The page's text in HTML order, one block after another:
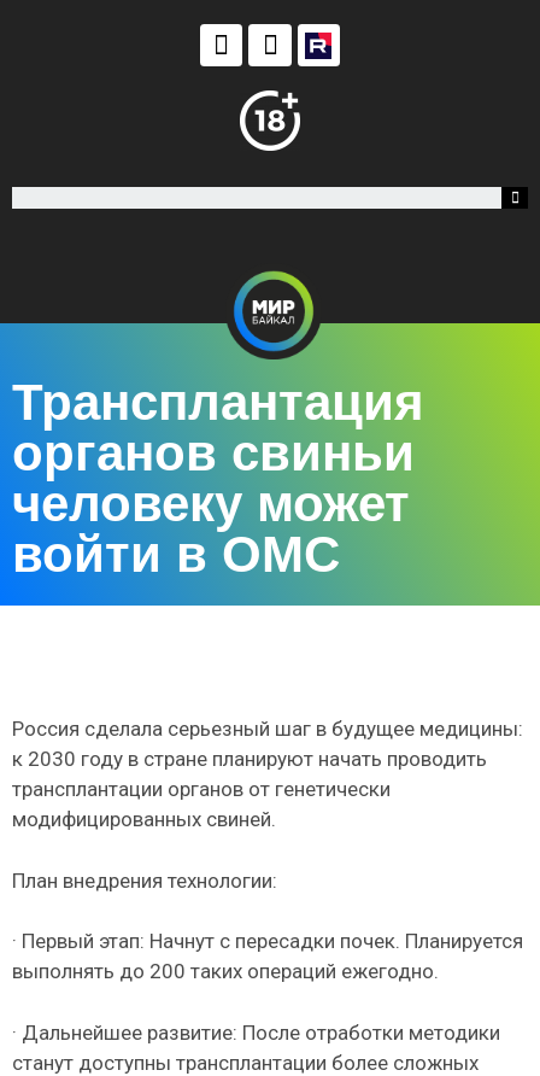
Трансплантация
органов свиньи
человеку может
войти в ОМС
Россия сделала серьезный шаг в будущее медицины:
к 2030 году в стране планируют начать проводить
трансплантации органов от генетически
модифицированных свиней.
План внедрения технологии:
· Первый этап: Начнут с пересадки почек. Планируется
выполнять до 200 таких операций ежегодно.
· Дальнейшее развитие: После отработки методики
станут доступны трансплантации более сложных